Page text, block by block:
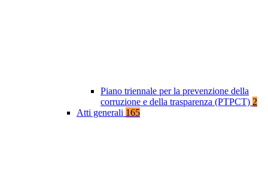
Piano triennale per la prevenzione della
corruzione e della trasparenza (PTPCT) 2
Atti generali 165